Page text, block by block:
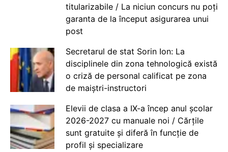
titularizabile / La niciun concurs nu poți
garanta de la început asigurarea unui
post
Secretarul de stat Sorin Ion: La
disciplinele din zona tehnologică există
o criză de personal calificat pe zona
de maiștri-instructori
Elevii de clasa a IX-a încep anul școlar
2026-2027 cu manuale noi / Cărțile
sunt gratuite și diferă în funcție de
profil și specializare